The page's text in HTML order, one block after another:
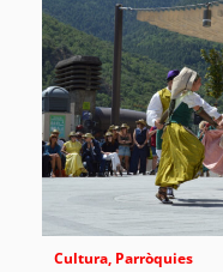
Cultura, Parròquies